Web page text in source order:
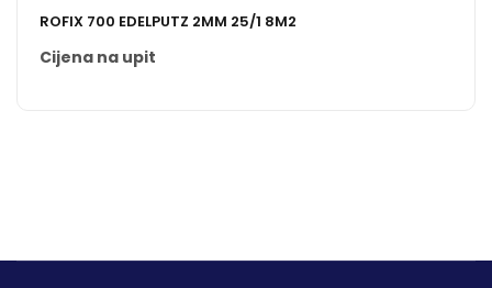
ROFIX 700 EDELPUTZ 2MM 25/1 8M2
Cijena na upit